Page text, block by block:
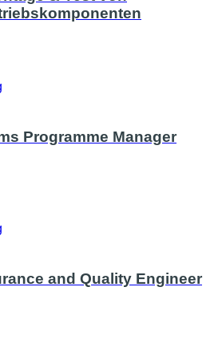
Programme Manager
and Quality Engineer